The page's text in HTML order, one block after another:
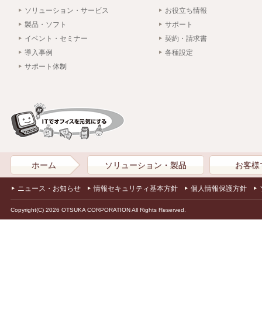
ソリューション・サービス
製品・ソフト
イベント・セミナー
導入事例
サポート体制
お役立ち情報
サポート
契約・請求書
各種設定
ホーム ソリューション・製品 お客様
ニュース・お知らせ 情報セキュリティ基本方針 個人情報保護方針
Copyright(C) 2026 OTSUKA CORPORATION All Rights Reserved.